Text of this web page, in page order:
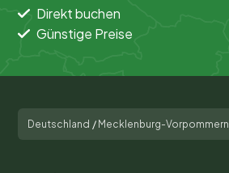
Campingplatz.
Direkt buchen
Günstige Preise
Deutschland / Mecklenburg-Vorpommern